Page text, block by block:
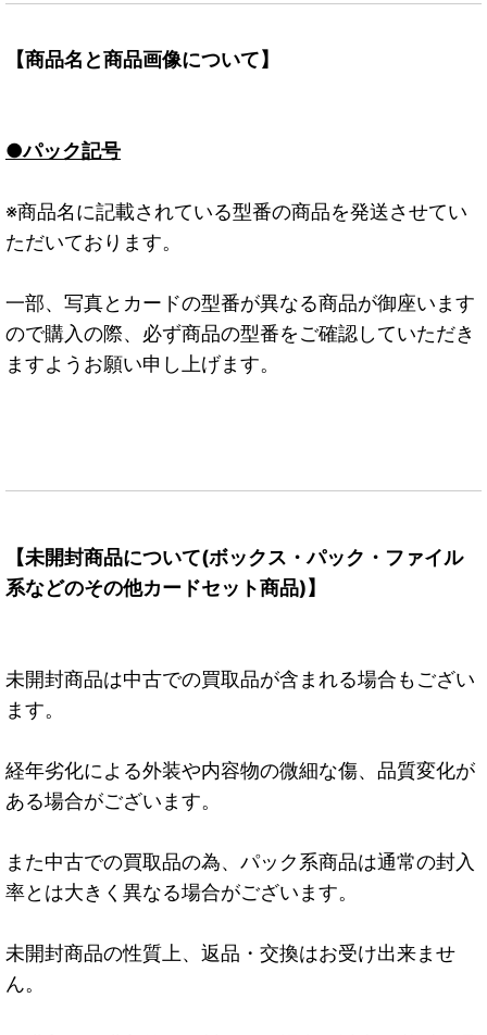
【商品名と商品画像について】
●パック記号
※商品名に記載されている型番の商品を発送させてい
ただいております。
一部、写真とカードの型番が異なる商品が御座います
ので購入の際、必ず商品の型番をご確認していただき
ますようお願い申し上げます。
【未開封商品について(ボックス・パック・ファイル
系などのその他カードセット商品)】
未開封商品は中古での買取品が含まれる場合もござい
ます。
経年劣化による外装や内容物の微細な傷、品質変化が
ある場合がございます。
また中古での買取品の為、パック系商品は通常の封入
率とは大きく異なる場合がございます。
未開封商品の性質上、返品・交換はお受け出来ませ
ん。